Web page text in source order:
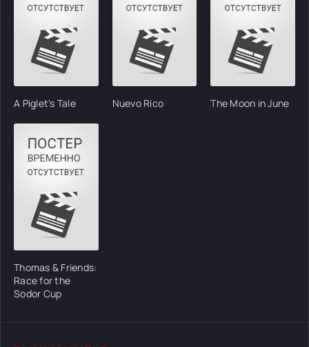
A Piglet's Tale Nuevo Rico The Moon in June
Thomas & Friends:
Race for the
Sodor Cup